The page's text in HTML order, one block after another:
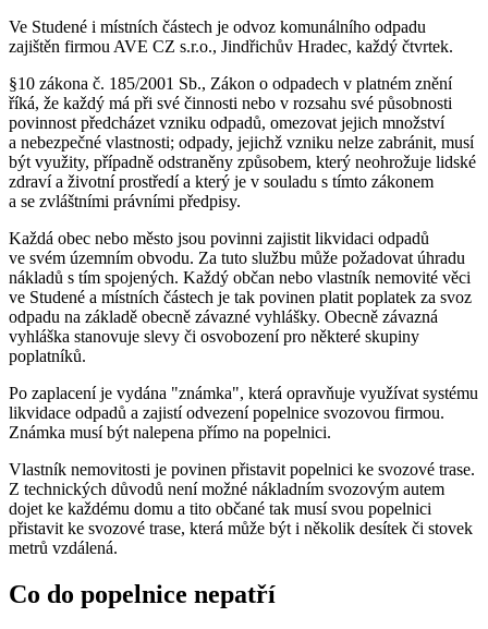
Ve Studené i místních částech je odvoz komunálního odpadu
zajištěn firmou AVE CZ s.r.o., Jindřichův Hradec, každý čtvrtek.
§10 zákona č. 185/2001 Sb., Zákon o odpadech v platném znění
říká, že každý má při své činnosti nebo v rozsahu své působnosti
povinnost předcházet vzniku odpadů, omezovat jejich množství
a nebezpečné vlastnosti; odpady, jejichž vzniku nelze zabránit, musí
být využity, případně odstraněny způsobem, který neohrožuje lidské
zdraví a životní prostředí a který je v souladu s tímto zákonem
a se zvláštními právními předpisy.
Každá obec nebo město jsou povinni zajistit likvidaci odpadů
ve svém územním obvodu. Za tuto službu může požadovat úhradu
nákladů s tím spojených. Každý občan nebo vlastník nemovité věci
ve Studené a místních částech je tak povinen platit poplatek za svoz
odpadu na základě obecně závazné vyhlášky. Obecně závazná
vyhláška stanovuje slevy či osvobození pro některé skupiny
poplatníků.
Po zaplacení je vydána "známka", která opravňuje využívat systému
likvidace odpadů a zajistí odvezení popelnice svozovou firmou.
Známka musí být nalepena přímo na popelnici.
Vlastník nemovitosti je povinen přistavit popelnici ke svozové trase.
Z technických důvodů není možné nákladním svozovým autem
dojet ke každému domu a tito občané tak musí svou popelnici
přistavit ke svozové trase, která může být i několik desítek či stovek
metrů vzdálená.
Co do popelnice nepatří